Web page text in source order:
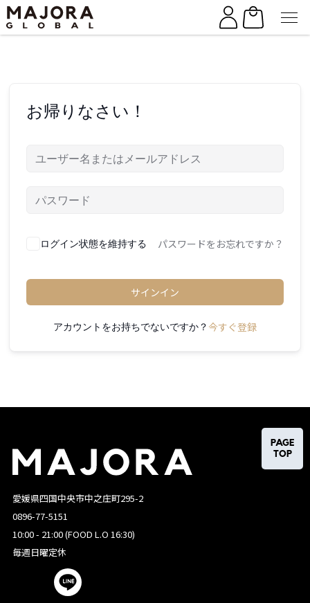
Skip
Skip
お帰りなさい！
ログイン状態を維持する パスワードをお忘れですか？
サインイン
アカウントをお持ちでないですか？ 今すぐ登録
愛媛県四国中央市中之庄町295-2
0896-77-5151
10:00 - 21:00 (FOOD L.O 16:30)
毎週日曜定休
PAGE
TOP